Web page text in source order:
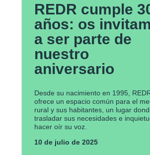
REDR cumple
años: os
a ser parte de
nuestro
aniversario
Desde su nacimiento en 1995,
ofrece un espacio común para el
rural y sus habitantes, un lugar
trasladar sus necesidades e
hacer oír su voz.
10 de julio de 2025